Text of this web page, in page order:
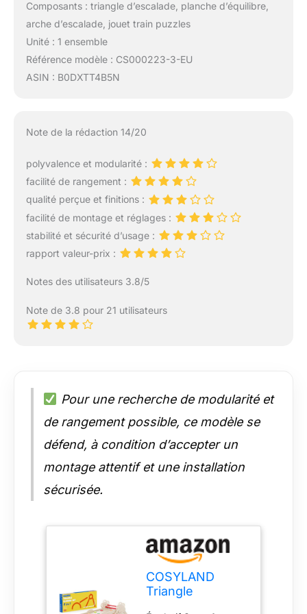
Composants : triangle d’escalade, planche d’équilibre,
arche d’escalade, jouet train puzzles
Unité : 1 ensemble
Référence modèle : CS000223-3-EU
ASIN : B0DXTT4B5N
Note de la rédaction 14/20
polyvalence et modularité :
facilité de rangement :
qualité perçue et finitions :
facilité de montage et réglages :
stabilité et sécurité d’usage :
rapport valeur-prix :
Notes des utilisateurs 3.8/5
Note de 3.8 pour 21 utilisateurs
Pour une recherche de modularité et
de rangement possible, ce modèle se
défend, à condition d’accepter un
montage attentif et une installation
sécurisée.
COSYLAND
Triangle